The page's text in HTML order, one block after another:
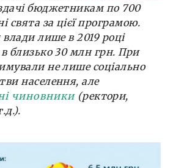
бюджетникам по 700
свята за цієї програмою.
влади лише в 2019 році
близько 30 млн грн. При
не лише соціально
населення, але
чиновники(ректори,